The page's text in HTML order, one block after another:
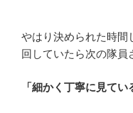
やはり決められた時間
回していたら次の隊員
「細かく丁寧に見てい